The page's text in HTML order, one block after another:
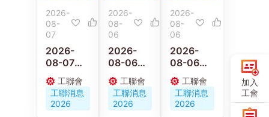
2026-
08-
07
2026-
08-07
【施政報
告重點建
議】梁子
穎：政府
工聯會
工聯消息
2026
2026-
08-
06
2026-
08-06
京港工會
深化交流
合作 共促
人才培育
工聯會
工聯消息
2026
2026-
08-
06
2026-
08-06
【施政報
告重點建
議】陳穎
欣：倡政
工聯會
工聯消息
2026
加入
工會